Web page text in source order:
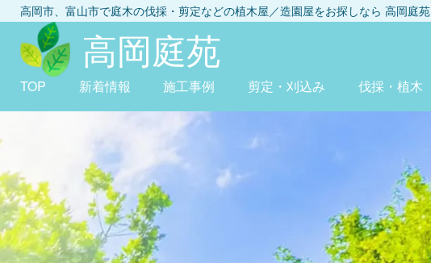
高岡市、富山市で庭木の伐採・剪定などの植木屋／造園屋をお探しなら 高岡庭苑
高岡庭苑
TOP
新着情報 施工事例 剪定・刈込み 伐採・植木